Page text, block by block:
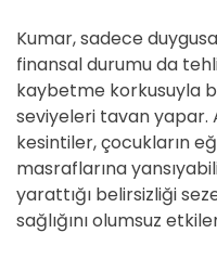
Kumar, sadece
finansal durumu da
kaybetme korkusuyla
seviyeleri tavan yapar.
kesintiler, çocukların
masraflarına
yarattığı belirsizliği
sağlığını olumsuz